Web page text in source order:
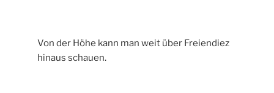
Von der Höhe kann man weit über Freiendiez
hinaus schauen.